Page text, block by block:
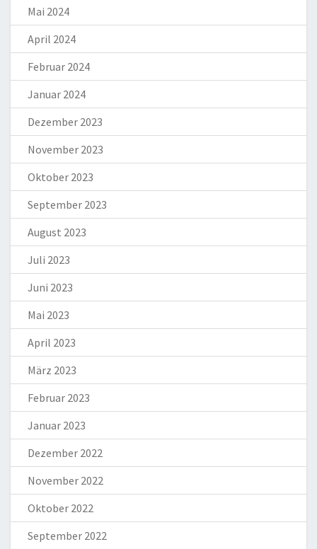
Mai 2024
April 2024
Februar 2024
Januar 2024
Dezember 2023
November 2023
Oktober 2023
September 2023
August 2023
Juli 2023
Juni 2023
Mai 2023
April 2023
März 2023
Februar 2023
Januar 2023
Dezember 2022
November 2022
Oktober 2022
September 2022